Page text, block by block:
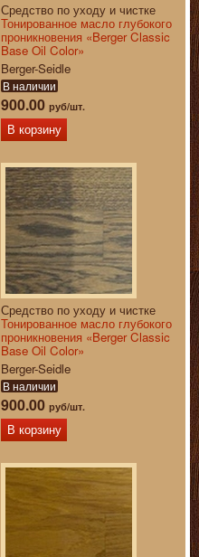
Средство по уходу и чистке
Тонированное масло глубокого
проникновения «Berger Classic
Base Oil Color»
Berger-Seidle
В наличии
900.00 руб/шт.
В корзину
Средство по уходу и чистке
Тонированное масло глубокого
проникновения «Berger Classic
Base Oil Color»
Berger-Seidle
В наличии
900.00 руб/шт.
В корзину